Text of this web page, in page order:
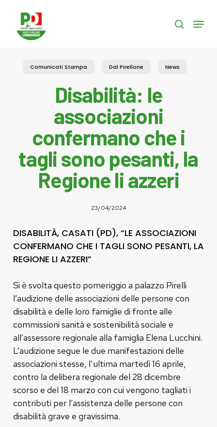
content
search
Menu
Comunicati Stampa Dal Pirellone News
Disabilità: le
associazioni
confermano che i
tagli sono pesanti, la
Regione li azzeri
23/04/2024
DISABILITÀ, CASATI (PD), “LE ASSOCIAZIONI
CONFERMANO CHE I TAGLI SONO PESANTI, LA
REGIONE LI AZZERI”
Si è svolta questo pomeriggio a palazzo Pirelli
l’audizione delle associazioni delle persone con
disabilità e delle loro famiglie di fronte alle
commissioni sanità e sostenibilità sociale e
all’assessore regionale alla famiglia Elena Lucchini.
L’audizione segue le due manifestazioni delle
associazioni stesse, l’ultima martedì 16 aprile,
contro la delibera regionale del 28 dicembre
scorso e del 18 marzo con cui vengono tagliati i
contributi per l’assistenza delle persone con
disabilità grave e gravissima.